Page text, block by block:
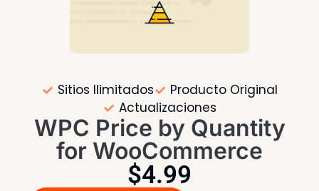
Sitios Ilimitados
Producto Original
Actualizaciones
WPC Price by Quantity
for WooCommerce
$4.99